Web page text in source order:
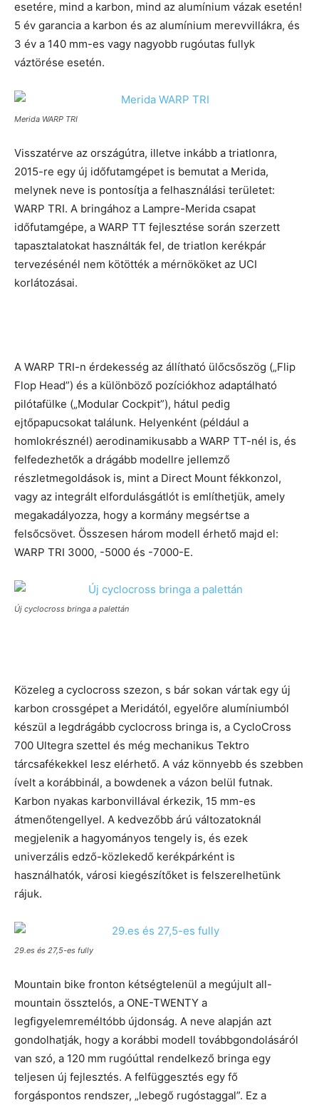
esetére, mind a karbon, mind az alumínium vázak esetén!
5 év garancia a karbon és az alumínium merevvillákra, és
3 év a 140 mm-es vagy nagyobb rugóutas fullyk
váztörése esetén.
Merida WARP TRI
Visszatérve az országútra, illetve inkább a triatlonra,
2015-re egy új időfutamgépet is bemutat a Merida,
melynek neve is pontosítja a felhasználási területet:
WARP TRI. A bringához a Lampre-Merida csapat
időfutamgépe, a WARP TT fejlesztése során szerzett
tapasztalatokat használták fel, de triatlon kerékpár
tervezésénél nem kötötték a mérnököket az UCI
korlátozásai.
A WARP TRI-n érdekesség az állítható ülőcsőszög („Flip
Flop Head”) és a különböző pozíciókhoz adaptálható
pilótafülke („Modular Cockpit”), hátul pedig
ejtőpapucsokat találunk. Helyenként (például a
homlokrésznél) aerodinamikusabb a WARP TT-nél is, és
felfedezhetők a drágább modellre jellemző
részletmegoldások is, mint a Direct Mount fékkonzol,
vagy az integrált elfordulásgátlót is említhetjük, amely
megakadályozza, hogy a kormány megsértse a
felsőcsövet. Összesen három modell érhető majd el:
WARP TRI 3000, -5000 és -7000-E.
Új cyclocross bringa a palettán
Közeleg a cyclocross szezon, s bár sokan vártak egy új
karbon crossgépet a Meridától, egyelőre alumíniumból
készül a legdrágább cyclocross bringa is, a CycloCross
700 Ultegra szettel és még mechanikus Tektro
tárcsafékekkel lesz elérhető. A váz könnyebb és szebben
ívelt a korábbinál, a bowdenek a vázon belül futnak.
Karbon nyakas karbonvillával érkezik, 15 mm-es
átmenőtengellyel. A kedvezőbb árú változatoknál
megjelenik a hagyományos tengely is, és ezek
univerzális edző-közlekedő kerékpárként is
használhatók, városi kiegészítőket is felszerelhetünk
rájuk.
29.es és 27,5-es fully
Mountain bike fronton kétségtelenül a megújult all-
mountain össztelós, a ONE-TWENTY a
legfigyelemreméltóbb újdonság. A neve alapján azt
gondolhatják, hogy a korábbi modell továbbgondolásáról
van szó, a 120 mm rugóúttal rendelkező bringa egy
teljesen új fejlesztés. A felfüggesztés egy fő
forgáspontos rendszer, „lebegő rugóstaggal”. Ez a